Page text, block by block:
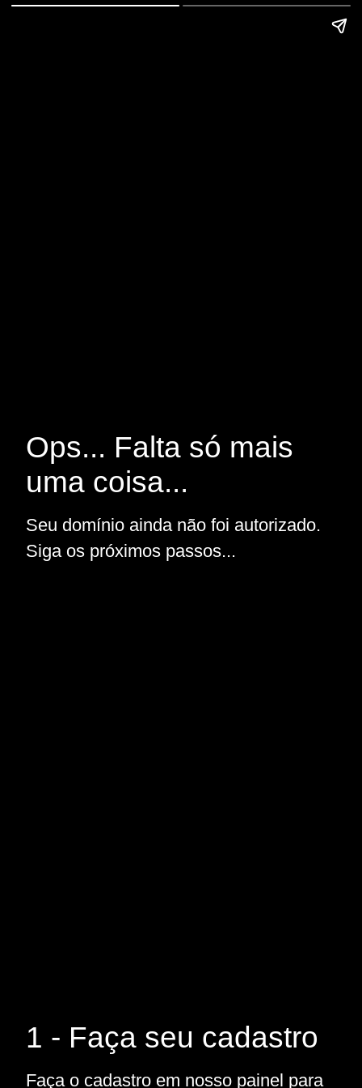
Ops... Falta só mais
uma coisa...
Seu domínio ainda não foi autorizado.
Siga os próximos passos...
1 - Faça seu cadastro
Faça o cadastro em nosso painel para